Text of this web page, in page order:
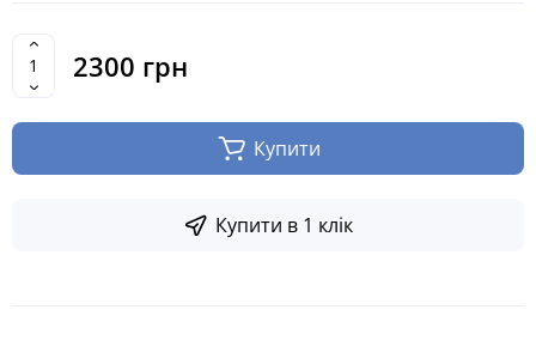
2300 грн
Купити
Купити в 1 клік